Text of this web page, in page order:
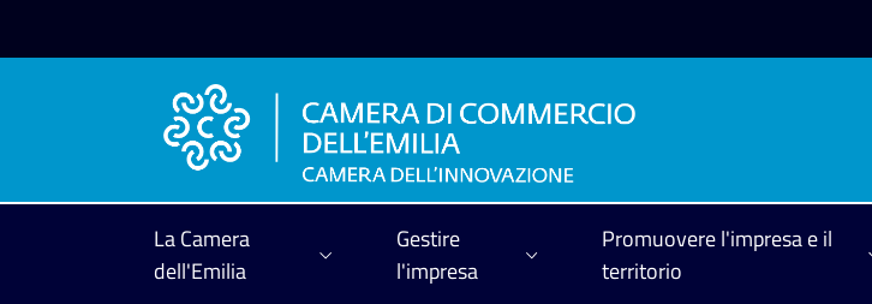
La Camera
dell'Emilia
Gestire
l'impresa
Promuovere l'impresa e il
territorio